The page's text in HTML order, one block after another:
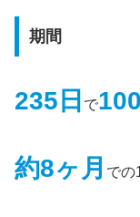
期間
235日 で
約8ヶ月 での